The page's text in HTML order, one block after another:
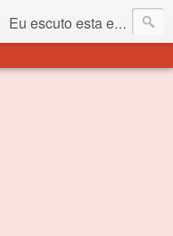
Eu escuto esta expressão "saco de filó" desde criança. Para quem não sabe, filó é um tecido todo furadinho e permite que um saco feito com ele, mesmo que muito exposto ao ar soprado para dentro, nunca vai se encher. Aí está o propósito deste nome... Para viver em sociedade tem que ter saco de filó.